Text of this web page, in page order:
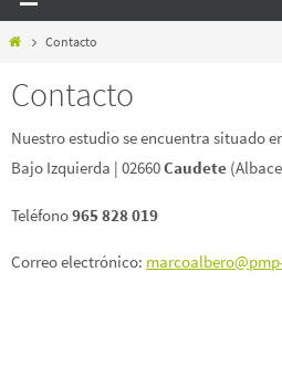
InicioContacto
Contacto
Nuestro estudio se encuentra situado
Bajo Izquierda | 02660Caudete
Teléfono965 828 019
Correo electrónico: